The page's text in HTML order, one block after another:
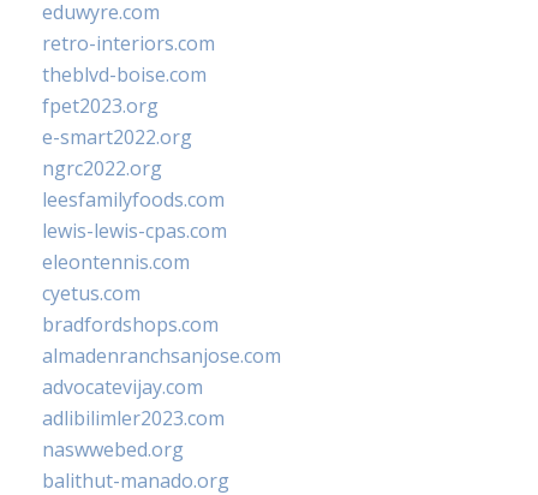
eduwyre.com
retro-interiors.com
theblvd-boise.com
fpet2023.org
e-smart2022.org
ngrc2022.org
leesfamilyfoods.com
lewis-lewis-cpas.com
eleontennis.com
cyetus.com
bradfordshops.com
almadenranchsanjose.com
advocatevijay.com
adlibilimler2023.com
naswwebed.org
balithut-manado.org